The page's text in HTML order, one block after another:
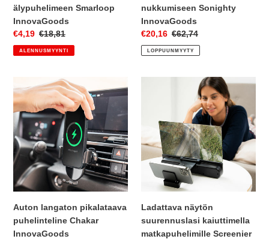
älypuhelimeen Smarloop
InnovaGoods
Myyntihinta
€4,19 Normaalihinta
€18,81
ALENNUSMYYNTI
nukkumiseen Sonighty
InnovaGoods
Myyntihinta
€20,16 Normaalihinta
€62,74
LOPPUUNMYYTY
langaton
pikalataava
puhelinteline
Chakar
InnovaGoods
Auton langaton pikalataava
puhelinteline Chakar
InnovaGoods
suurennuslasi
kaiuttimella
matkapuhelimille
Screenier
InnovaGoods
Ladattava näytön
suurennuslasi kaiuttimella
matkapuhelimille Screenier